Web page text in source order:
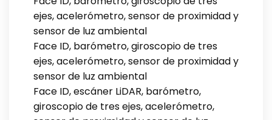
ejes, acelerómetro, sensor de proximidad y
sensor de luz ambiental
Face ID, barómetro, giroscopio de tres
ejes, acelerómetro, sensor de proximidad y
sensor de luz ambiental
Face ID, escáner LiDAR, barómetro,
giroscopio de tres ejes, acelerómetro,